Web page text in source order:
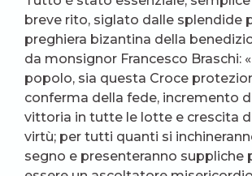
breve rito, siglato dalle splendide
preghiera bizantina della
da monsignor Francesco Braschi:
popolo, sia questa Croce
conferma della fede, incremento
vittoria in tutte le lotte e crescita
virtù; per tutti quanti si
segno e presenteranno suppliche